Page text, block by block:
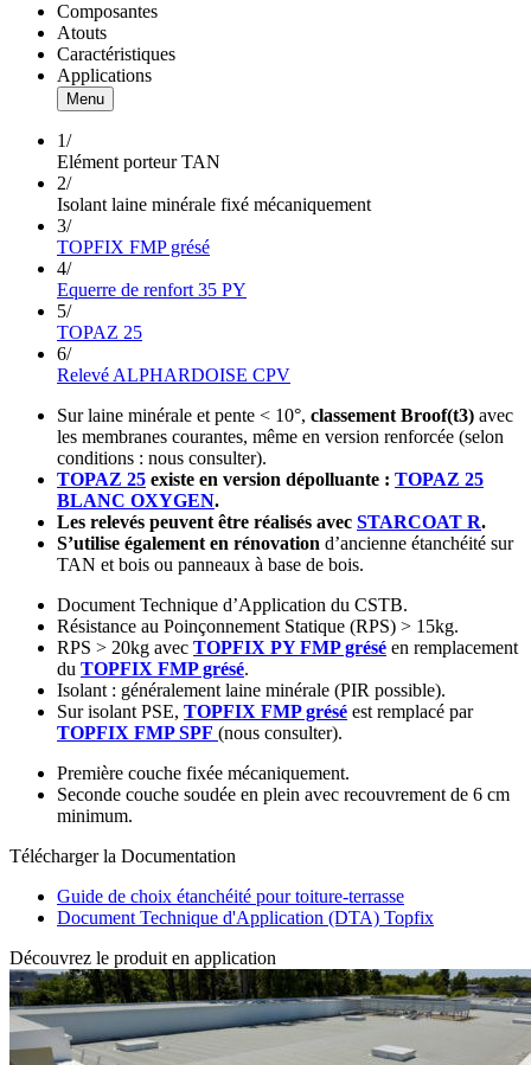
Composantes
Atouts
Caractéristiques
Applications
Menu
1/
Elément porteur TAN
2/
Isolant laine minérale fixé mécaniquement
3/
TOPFIX FMP grésé
4/
Equerre de renfort 35 PY
5/
TOPAZ 25
6/
Relevé ALPHARDOISE CPV
Sur laine minérale et pente < 10°, classement Broof(t3) avec
les membranes courantes, même en version renforcée (selon
conditions : nous consulter).
TOPAZ 25 existe en version dépolluante : TOPAZ 25
BLANC OXYGEN.
Les relevés peuvent être réalisés avec STARCOAT R.
S’utilise également en rénovation d’ancienne étanchéité sur
TAN et bois ou panneaux à base de bois.
Document Technique d’Application du CSTB.
Résistance au Poinçonnement Statique (RPS) > 15kg.
RPS > 20kg avec TOPFIX PY FMP grésé en remplacement
du TOPFIX FMP grésé.
Isolant : généralement laine minérale (PIR possible).
Sur isolant PSE, TOPFIX FMP grésé est remplacé par
TOPFIX FMP SPF (nous consulter).
Première couche fixée mécaniquement.
Seconde couche soudée en plein avec recouvrement de 6 cm
minimum.
Télécharger la Documentation
Guide de choix étanchéité pour toiture-terrasse
Document Technique d'Application (DTA) Topfix
Découvrez le produit en application